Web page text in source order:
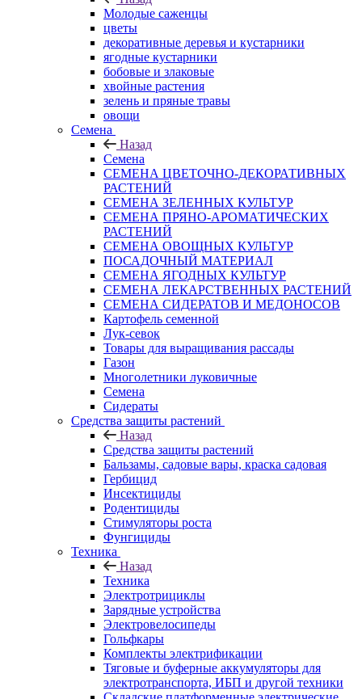
Молодые саженцы
цветы
декоративные деревья и кустарники
ягодные кустарники
бобовые и злаковые
хвойные растения
зелень и пряные травы
овощи
Семена
Назад
Семена
СЕМЕНА ЦВЕТОЧНО-ДЕКОРАТИВНЫХ
РАСТЕНИЙ
СЕМЕНА ЗЕЛЕННЫХ КУЛЬТУР
СЕМЕНА ПРЯНО-АРОМАТИЧЕСКИХ
РАСТЕНИЙ
СЕМЕНА ОВОЩНЫХ КУЛЬТУР
ПОСАДОЧНЫЙ МАТЕРИАЛ
СЕМЕНА ЯГОДНЫХ КУЛЬТУР
СЕМЕНА ЛЕКАРСТВЕННЫХ РАСТЕНИЙ
СЕМЕНА СИДЕРАТОВ И МЕДОНОСОВ
Картофель семенной
Лук-севок
Товары для выращивания рассады
Газон
Многолетники луковичные
Семена
Сидераты
Средства защиты растений
Назад
Средства защиты растений
Бальзамы, садовые вары, краска садовая
Гербицид
Инсектициды
Родентициды
Стимуляторы роста
Фунгициды
Техника
Назад
Техника
Электротрициклы
Зарядные устройства
Электровелосипеды
Гольфкары
Комплекты электрификации
Тяговые и буферные аккумуляторы для
электротранспорта, ИБП и другой техники